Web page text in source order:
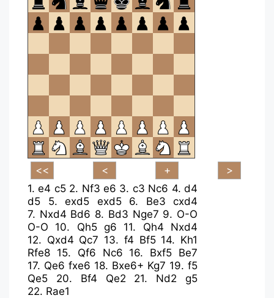
te
openen.
1.e4 c5 2. Nf3 e6 3. c3 Nc6 4.d4
d5
5. exd5 exd5 6. Be3
cxd4
7. Nxd4 Bd6 8. Bd3 Nge7 9. O-O
O-O
10. Qh5 g6 11. Qh4
Nxd4
12. Qxd4 Qc7 13. f4 Bf5 14. Kh1
Rfe8 15. Qf6 Nc6 16. Bxf5 Be7
17. Qe6 fxe6 18. Bxe6+ Kg7 19. f5
Qe5
20. Bf4 Qe2 21. Nd2
g5
22. Rae1